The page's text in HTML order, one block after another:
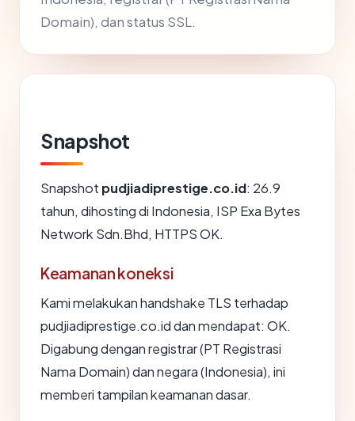
Domain), dan status SSL.
Snapshot
Snapshot pudjiadiprestige.co.id: 26.9
tahun, dihosting di Indonesia, ISP Exa Bytes
Network Sdn.Bhd, HTTPS OK.
Keamanan koneksi
Kami melakukan handshake TLS terhadap
pudjiadiprestige.co.id dan mendapat: OK.
Digabung dengan registrar (PT Registrasi
Nama Domain) dan negara (Indonesia), ini
memberi tampilan keamanan dasar.